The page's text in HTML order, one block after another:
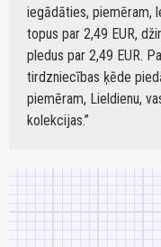
iegādāties, piemēram,
topus par 2,49 EUR,
pledus par 2,49 EUR.
tirdzniecības ķēde
piemēram, Lieldienu,
kolekcijas.